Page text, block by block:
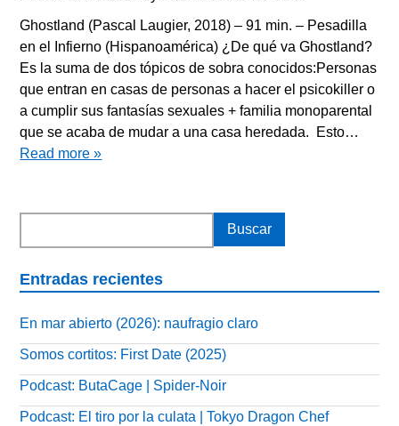
Ghostland (Pascal Laugier, 2018) – 91 min. – Pesadilla
en el Infierno (Hispanoamérica) ¿De qué va Ghostland?
Es la suma de dos tópicos de sobra conocidos:Personas
que entran en casas de personas a hacer el psicokiller o
a cumplir sus fantasías sexuales + familia monoparental
que se acaba de mudar a una casa heredada. Esto…
Read more »
Entradas recientes
En mar abierto (2026): naufragio claro
Somos cortitos: First Date (2025)
Podcast: ButaCage | Spider-Noir
Podcast: El tiro por la culata | Tokyo Dragon Chef